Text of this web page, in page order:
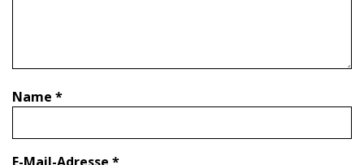
Name *